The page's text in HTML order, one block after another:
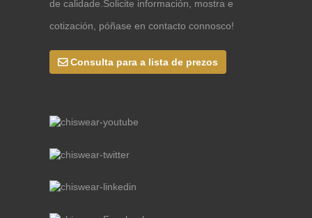
de calidade.Solicite información, mostra e
cotización, póñase en contacto connosco!
Consulta para a lista de prezos